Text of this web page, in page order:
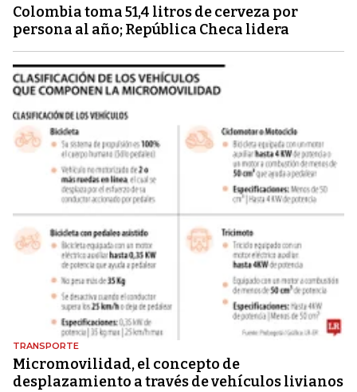
Colombia toma 51,4 litros de cerveza por
persona al año; República Checa lidera
TRANSPORTE
Micromovilidad, el concepto de
desplazamiento a través de vehículos livianos